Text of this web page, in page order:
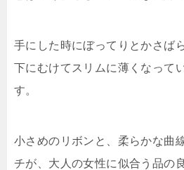
手にした時にぼってりとかさば
下にむけてスリムに薄くなって
す。
小さめのリボンと、柔らかな曲
チが、大人の女性に似合う品の